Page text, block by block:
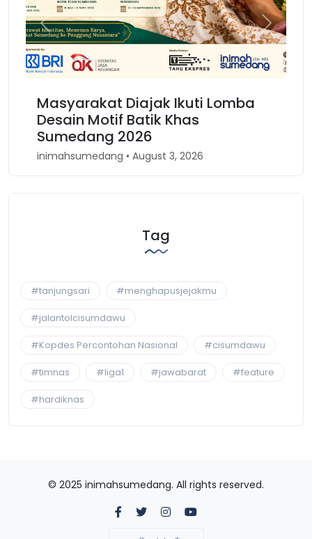
Masyarakat Diajak Ikuti Lomba
Desain Motif Batik Khas
Sumedang 2026
inimahsumedang • August 3, 2026
Previous Next
Tag
#tanjungsari #menghapusjejakmu
#jalantolcisumdawu
#Kopdes Percontohan Nasional #cisumdawu
#timnas #liga1 #jawabarat #feature
#hardiknas
© 2025 inimahsumedang. All rights reserved.